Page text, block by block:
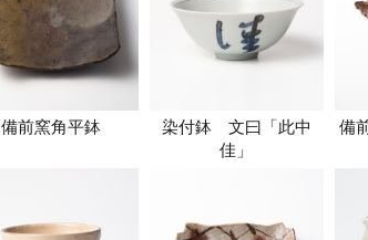
備前窯角平鉢
染付鉢 文曰「此中
佳」
備